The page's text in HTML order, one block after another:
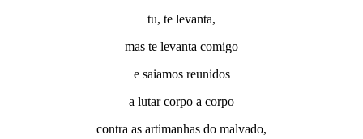
tu, te levanta,
mas te levanta comigo
e saiamos reunidos
a lutar corpo a corpo
contra as artimanhas do malvado,